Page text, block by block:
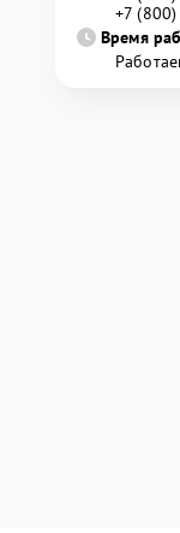
+7
Время